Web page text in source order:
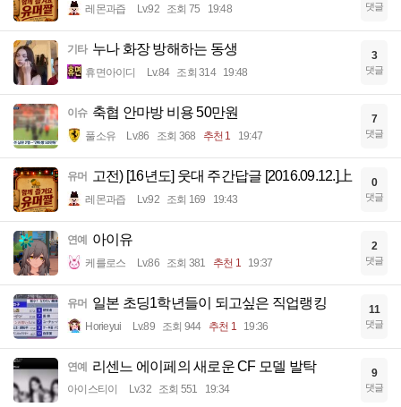
레몬과즙 Lv.92 조회 75 19:48 댓글
기타 누나 화장 방해하는 동생
휴면아이디 Lv.84 조회 314 19:48
3
댓글
이슈 축협 안마방 비용 50만원
풀소유 Lv.86 조회 368 추천 1 19:47
7
댓글
유머 고전) [16년도] 웃대 주간답글 [2016.09.12.]上
레몬과즙 Lv.92 조회 169 19:43
0
댓글
연예 아이유
케를로스 Lv.86 조회 381 추천 1 19:37
2
댓글
유머 일본 초딩1학년들이 되고싶은 직업랭킹
Horieyui Lv.89 조회 944 추천 1 19:36
11
댓글
연예 리센느 에이페의 새로운 CF 모델 발탁
아이스티이 Lv.32 조회 551 19:34
9
댓글